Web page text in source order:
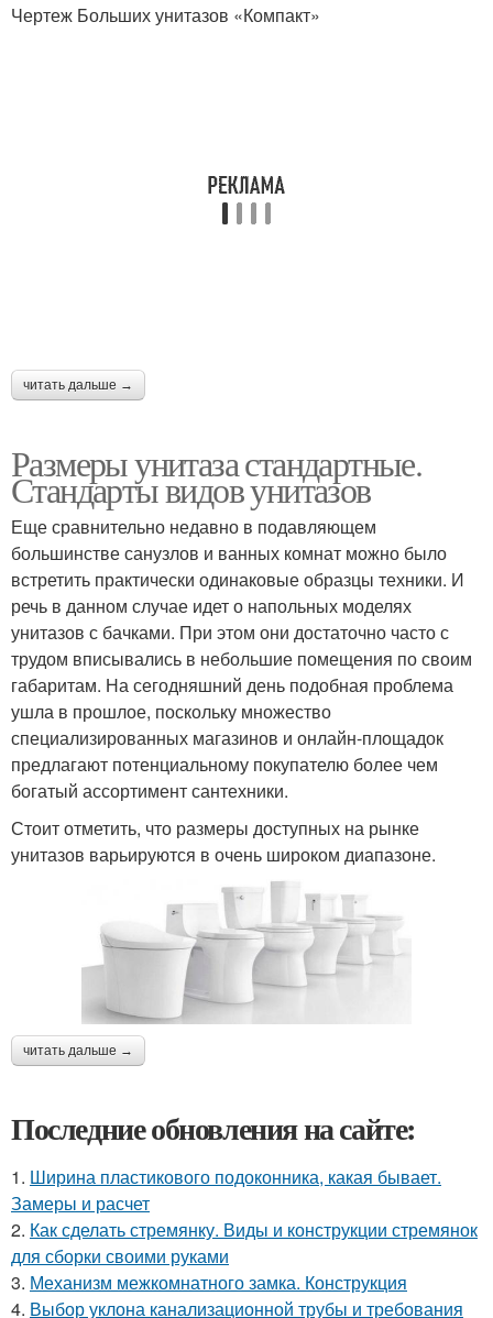
Чертеж Больших унитазов «Компакт»
читать дальше →
Размеры унитаза стандартные.
Стандарты видов унитазов
Еще сравнительно недавно в подавляющем
большинстве санузлов и ванных комнат можно было
встретить практически одинаковые образцы техники. И
речь в данном случае идет о напольных моделях
унитазов с бачками. При этом они достаточно часто с
трудом вписывались в небольшие помещения по своим
габаритам. На сегодняшний день подобная проблема
ушла в прошлое, поскольку множество
специализированных магазинов и онлайн-площадок
предлагают потенциальному покупателю более чем
богатый ассортимент сантехники.
Стоит отметить, что размеры доступных на рынке
унитазов варьируются в очень широком диапазоне.
читать дальше →
Последние обновления на сайте:
1. Ширина пластикового подоконника, какая бывает.
Замеры и расчет
2. Как сделать стремянку. Виды и конструкции стремянок
для сборки своими руками
3. Механизм межкомнатного замка. Конструкция
4. Выбор уклона канализационной трубы и требования